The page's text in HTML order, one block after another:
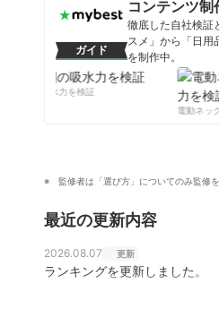
ガイド
コンテンツ制
徹底した自社検証
スメ」から「日用
を制作中。
コンテンツ制
柔軟剤の吸水力を検証
電動ネッ
監修者は「選び方」についてのみ監修
最近の更新内容
2026.08.07 更新
ランキングを更新しました。